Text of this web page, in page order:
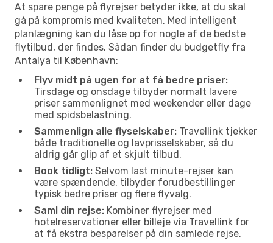
At spare penge på flyrejser betyder ikke, at du skal
gå på kompromis med kvaliteten. Med intelligent
planlægning kan du låse op for nogle af de bedste
flytilbud, der findes. Sådan finder du budgetfly fra
Antalya til København:
Flyv midt på ugen for at få bedre priser:
Tirsdage og onsdage tilbyder normalt lavere
priser sammenlignet med weekender eller dage
med spidsbelastning.
Sammenlign alle flyselskaber: Travellink tjekker
både traditionelle og lavprisselskaber, så du
aldrig går glip af et skjult tilbud.
Book tidligt: Selvom last minute-rejser kan
være spændende, tilbyder forudbestillinger
typisk bedre priser og flere flyvalg.
Saml din rejse: Kombiner flyrejser med
hotelreservationer eller billeje via Travellink for
at få ekstra besparelser på din samlede rejse.